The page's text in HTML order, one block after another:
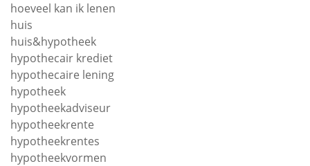
hoeveel kan ik lenen
huis
huis&hypotheek
hypothecair krediet
hypothecaire lening
hypotheek
hypotheekadviseur
hypotheekrente
hypotheekrentes
hypotheekvormen